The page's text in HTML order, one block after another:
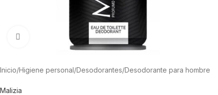
Haga Click para agrandar
Inicio/Higiene personal/Desodorantes/Desodorante para hombre
Malizia